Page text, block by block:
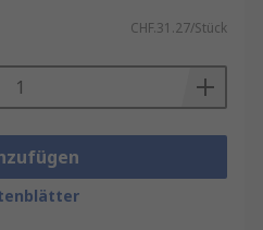
CHF.31.27/Stück